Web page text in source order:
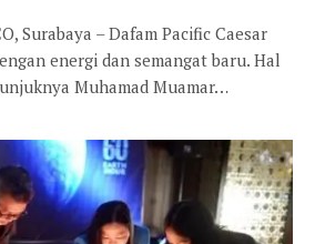
Surabaya – Dafam Pacific Caesar
energi dan semangat baru. Hal
Muhamad Muamar…